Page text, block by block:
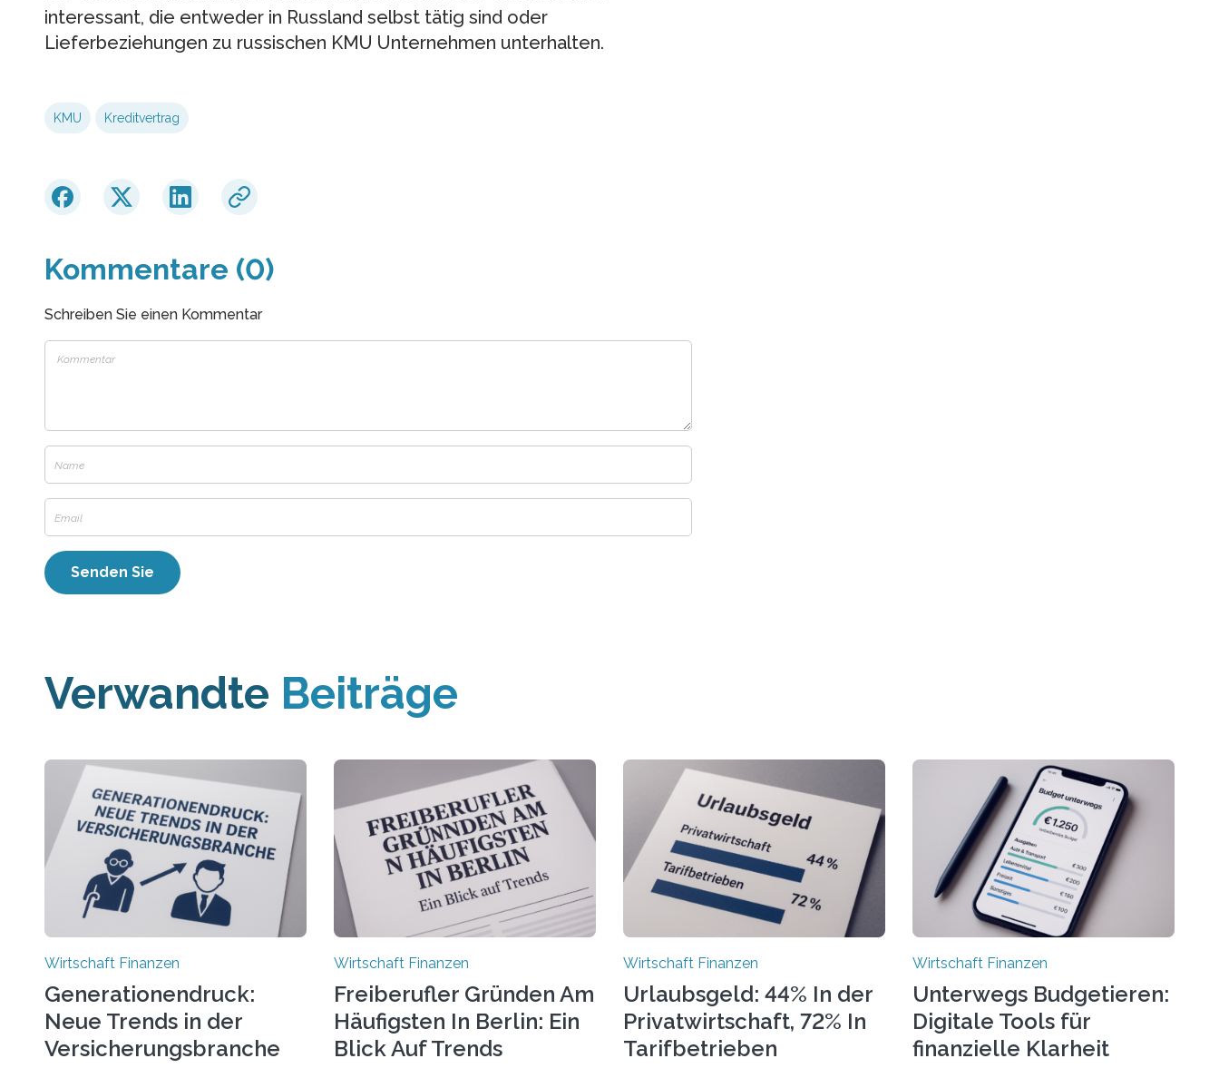
interessant, die entweder in Russland selbst tätig sind oder
Lieferbeziehungen zu russischen KMU Unternehmen unterhalten.
KMU Kreditvertrag
Kommentare (0)
Schreiben Sie einen Kommentar
Verwandte Beiträge
Wirtschaft Finanzen
Generationendruck:
Neue Trends in der
Versicherungsbranche
Wirtschaft Finanzen
Freiberufler Gründen Am
Häufigsten In Berlin: Ein
Blick Auf Trends
Wirtschaft Finanzen
Urlaubsgeld: 44% In der
Privatwirtschaft, 72% In
Tarifbetrieben
Wirtschaft Finanzen
Unterwegs Budgetieren:
Digitale Tools für
finanzielle Klarheit